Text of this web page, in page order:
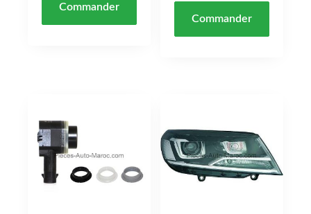
Commander
Commander